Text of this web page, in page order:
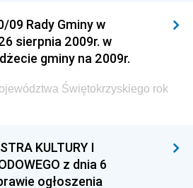
09 Rady Gminy w
sierpnia 2009r. w
gminy na 2009r.
Świętokrzyskiego rok
KULTURY I
z dnia 6
ogłoszenia